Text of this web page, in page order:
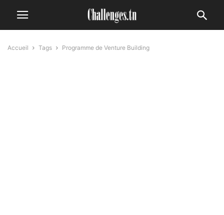
Accueil Tags Programme de Venture Building